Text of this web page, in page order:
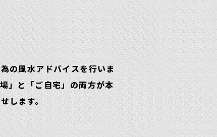
の風水アドバイスを行いま
」と「ご自宅」の両方が本
します。